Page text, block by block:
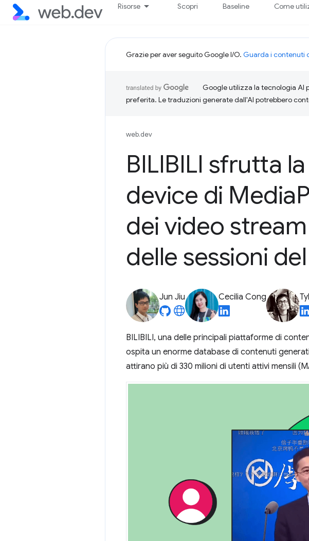
Risorse Scopri Baseline Come
Grazie per aver seguito Google I/O. Guarda i contenuti
Google utilizza la tecnologia AI
preferita. Le traduzioni generate dall'AI potrebbero
web.dev
BILIBILI sfrutta
device di Media
dei video
delle sessioni
Jun Jiu Cecilia Cong
BILIBILI, una delle principali piattaforme di
ospita un enorme database di contenuti
attirano più di 330 milioni di utenti attivi mensili